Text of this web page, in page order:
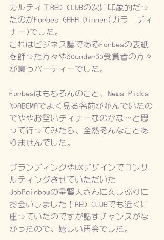
カルティエRED CLUBの次に印象的だっ
たのがForbes GARA Dinner(ガラ　ディ
ナー)でした。
これはビジネス誌であるForbesの表紙
を飾った方々や30under30受賞者の方々
が集うパーティーでした。
Forbesはもちろんのこと、News Picks
やABEMAでよく見る名前が並んでいたの
でややお堅いディナーなのかな…と思
って行ってみたら、全然そんなことあ
りませんでした。
ブランディングやUXデザインでコンサ
ルティングさせていただいた
JobRainbowの星賢人さんに久しぶりに
お会いしました！RED CLUBでも近くに
座っていたのですが話すチャンスがな
かったので、嬉しい再会でした。